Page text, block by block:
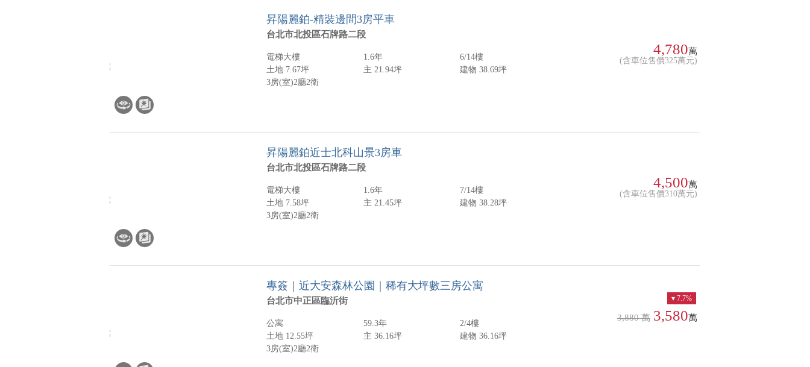
昇陽麗鉑-精裝邊間3房平車
台北市北投區石牌路二段
電梯大樓 1.6年
6/14樓
土地 7.67坪
主 21.94坪
建物 38.69坪
3房(室)2廳2衛
4,780萬
(含車位售價325萬元)
昇陽麗鉑近士北科山景3房車
台北市北投區石牌路二段
電梯大樓 1.6年
7/14樓
土地 7.58坪
主 21.45坪
建物 38.28坪
3房(室)2廳2衛
4,500萬
(含車位售價310萬元)
專簽｜近大安森林公園｜稀有大坪數三房公寓
台北市中正區臨沂街
公寓 59.3年
2/4樓
土地 12.55坪
主 36.16坪
建物 36.16坪
3房(室)2廳2衛
7.7%
3,880 萬 3,580萬